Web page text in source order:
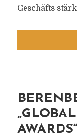
Geschäfts